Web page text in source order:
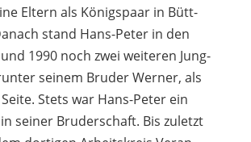
Eltern als Königs­paar in Bütt­
stand Hans-Peter in den
1990 noch zwei wei­te­ren Jung­
sei­nem Bru­der Wer­ner, als
Stets war Hans-Peter ein
sei­ner Bru­der­schaft. Bis zuletzt